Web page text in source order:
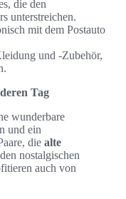
die den
unterstreichen.
mit dem Postauto
und -Zubehör,
Tag
wunderbare
und ein
die alte
nostalgischen
auch von